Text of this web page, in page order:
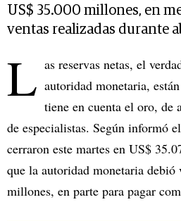
US$ 35.000 millones, en
ventas realizadas durante
L as reservas netas, el
autoridad monetaria,
tiene en cuenta el oro, de
de especialistas. Según informó
cerraron este martes en US$
que la autoridad monetaria debió
millones, en parte para pagar